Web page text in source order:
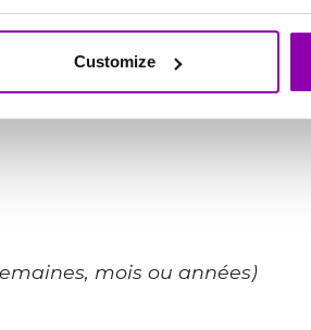
Customize
activer les paiements in-app
mois ou années)